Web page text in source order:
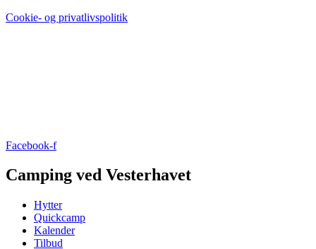
Cookie- og privatlivspolitik
Facebook-f
Camping ved Vesterhavet
Hytter
Quickcamp
Kalender
Tilbud